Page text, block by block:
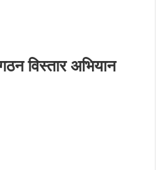
विस्तार अभियान